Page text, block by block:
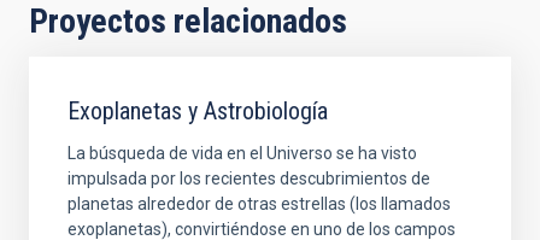
Proyectos relacionados
Exoplanetas y Astrobiología
La búsqueda de vida en el Universo se ha visto
impulsada por los recientes descubrimientos de
planetas alrededor de otras estrellas (los llamados
exoplanetas), convirtiéndose en uno de los campos